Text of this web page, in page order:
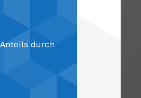
problematisch,
Rechtsweg zum